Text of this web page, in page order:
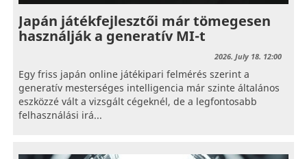
Japán játékfejlesztői már tömegesen
használják a generatív MI-t
2026. July 18. 12:00
Egy friss japán online játékipari felmérés szerint a
generatív mesterséges intelligencia már szinte általános
eszközzé vált a vizsgált cégeknél, de a legfontosabb
felhasználási irá...